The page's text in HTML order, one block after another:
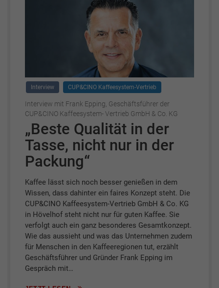
Interview CUP&CINO Kaffeesystem-Vertrieb
Interview mit Frank Epping, Geschäftsführer der
CUP&CINO Kaffeesystem- Vertrieb GmbH & Co. KG
„Beste Qualität in der
Tasse, nicht nur in der
Packung“
Kaffee lässt sich noch besser genießen in dem
Wissen, dass dahinter ein faires Konzept steht. Die
CUP&CINO Kaffeesystem-Vertrieb GmbH & Co. KG
in Hövelhof steht nicht nur für guten Kaffee. Sie
verfolgt auch ein ganz besonderes Gesamtkonzept.
Wie das aussieht und was das Unternehmen zudem
für Menschen in den Kaffeeregionen tut, erzählt
Geschäftsführer und Gründer Frank Epping im
Gespräch mit…